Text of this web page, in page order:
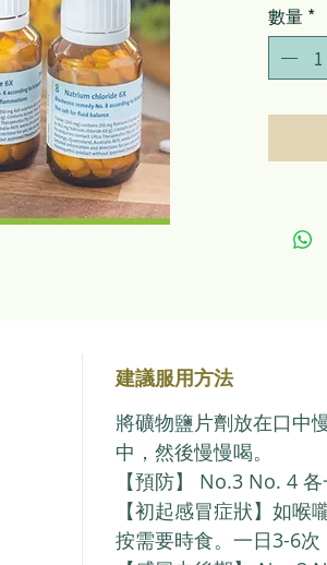
No.3磷
數量 *
建議服用方法
將礦物鹽片劑放在口中
中，然後慢慢喝。
【預防】 No.3 No. 4
【初起感冒症狀】如
按需要時食。一日3-6次